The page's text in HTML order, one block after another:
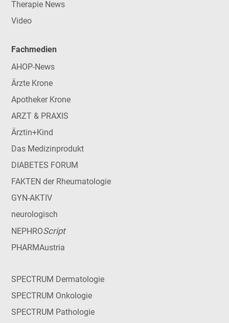
Therapie News
Video
Fachmedien
AHOP-News
Ärzte Krone
Apotheker Krone
ARZT & PRAXIS
Ärztin+Kind
Das Medizinprodukt
DIABETES FORUM
FAKTEN der Rheumatologie
GYN-AKTIV
neurologisch
NEPHROScript
PHARMAustria
SPECTRUM Dermatologie
SPECTRUM Onkologie
SPECTRUM Pathologie